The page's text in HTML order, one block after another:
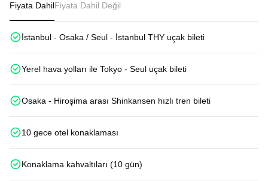
Fiyata DahilFiyata Dahil Değil
İstanbul - Osaka / Seul - İstanbul THY uçak bileti
Yerel hava yolları ile Tokyo - Seul uçak bileti
Osaka - Hiroşima arası Shinkansen hızlı tren bileti
10 gece otel konaklaması
Konaklama kahvaltıları (10 gün)